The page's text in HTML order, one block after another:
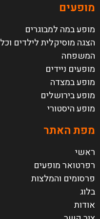
מופעים
מופע במה למבוגרים
הצגה מוסיקלית לילדים וכל
המשפחה
מופעים ניידים
מופע במצדה
מופע בירושלים
מופע היסטורי
מפת האתר
ראשי
רפרטואר מופעים
פרסומים והמלצות
בלוג
אודות